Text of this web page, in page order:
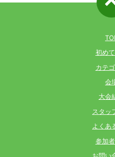
初め
カテ
会
大会
スタッ
よくあ
参加